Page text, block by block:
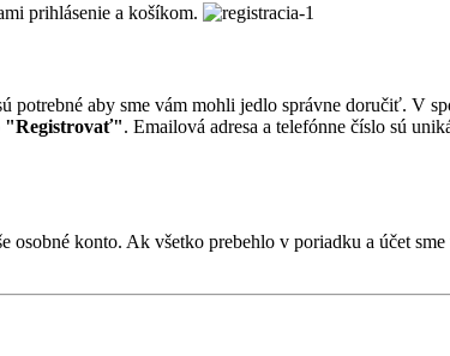
prihlásenie a košíkom.
potrebné aby sme vám mohli jedlo správne doručiť. V
"Registrovať". Emailová adresa a telefónne číslo sú
osobné konto. Ak všetko prebehlo v poriadku a účet